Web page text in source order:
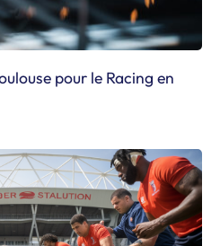
pour le Racing en